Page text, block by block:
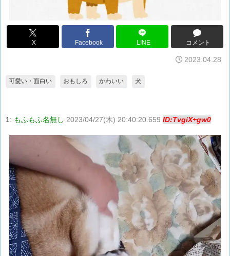
X Facebook LINE コメント
2023.04.28
可愛い・面白い おもしろ かわいい 犬
1: もふもふ名無し 2023/04/27(木) 20:40:20.659 ID:TvgiX+gw0